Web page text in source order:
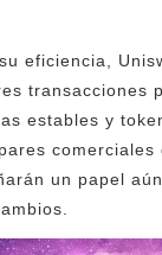
eficiencia,
transacciones
estables y
comerciales
un papel